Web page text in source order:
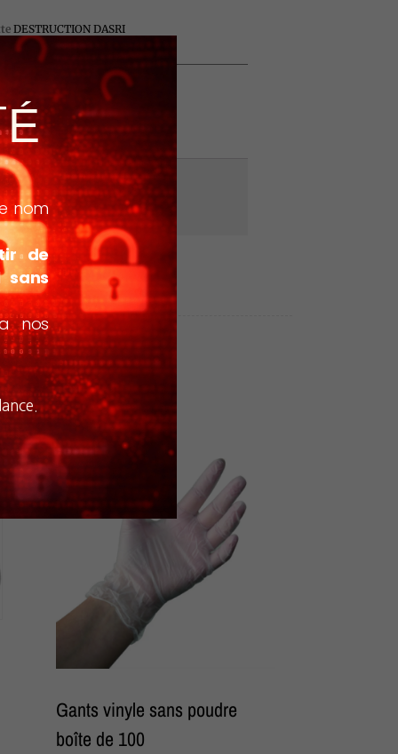
DESTRUCTION DASRI
Gants vinyle sans poudre
boîte de 100
nom
de
sans
nos